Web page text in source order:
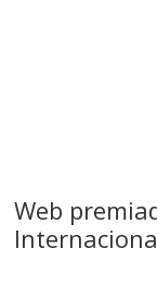
Web